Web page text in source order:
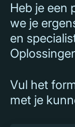
Heb je een
we je
en
Vul het
met je